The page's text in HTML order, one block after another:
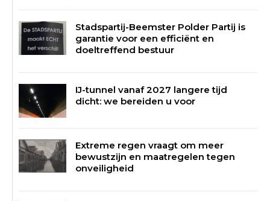
Stadspartij-Beemster Polder Partij is
garantie voor een efficiënt en
doeltreffend bestuur
IJ-tunnel vanaf 2027 langere tijd
dicht: we bereiden u voor
Extreme regen vraagt om meer
bewustzijn en maatregelen tegen
onveiligheid